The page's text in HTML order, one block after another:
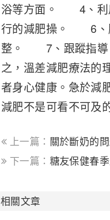
浴等方面。 4、利
行的減肥操。 6、
整。 7、跟蹤指導
之，溫差減肥療法的
者身心健康。急於減
減肥不是可看不可及
上一篇： 關於斷奶的
下一篇： 糖友保健春
相關文章